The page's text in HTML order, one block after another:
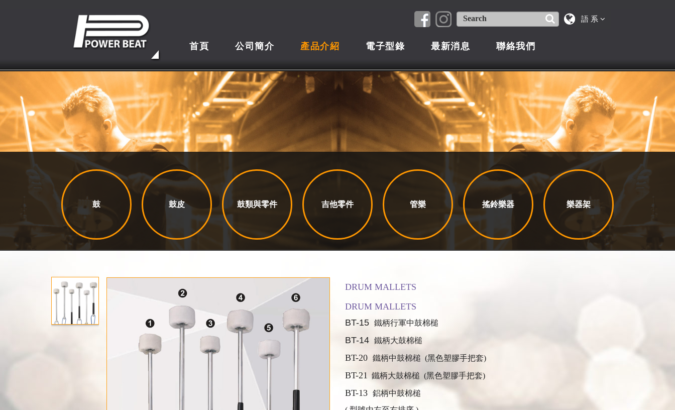
語 系
首頁 公司簡介 產品介紹 電子型錄 最新消息 聯絡我們
鼓 鼓皮 鼓類與零件 吉他零件 管樂 搖鈴樂器 樂器架
DRUM MALLETS
DRUM MALLETS
BT-15 鐵柄行軍中鼓棉槌
BT-14 鐵柄大鼓棉槌
BT-20 鐵柄中鼓棉槌 (黑色塑膠手把套)
BT-21 鐵柄大鼓棉槌 (黑色塑膠手把套)
BT-13 鋁柄中鼓棉槌